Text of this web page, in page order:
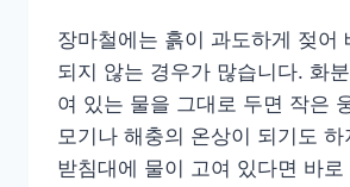
장마철에는 흙이 과도하게 젖어
되지 않는 경우가 많습니다. 화
여 있는 물을 그대로 두면 작은
모기나 해충의 온상이 되기도 하
받침대에 물이 고여 있다면 바